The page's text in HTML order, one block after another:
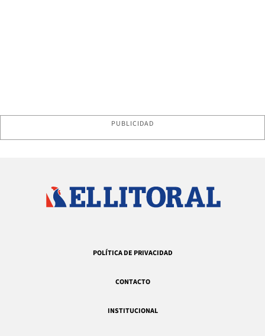
PUBLICIDAD
POLÍTICA DE PRIVACIDAD
CONTACTO
INSTITUCIONAL